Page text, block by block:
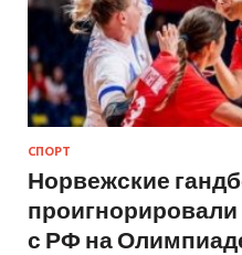
СПОРТ
Норвежские
проигнорировали
с РФ на